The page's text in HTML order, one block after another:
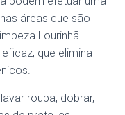
áreas que são
Lourinhã
que elimina
roupa, dobrar,